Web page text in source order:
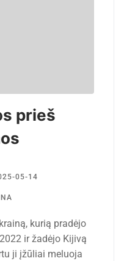
prieš
05-14
kurią pradėjo
ir žadėjo Kijivą
ji įžūliai meluoja